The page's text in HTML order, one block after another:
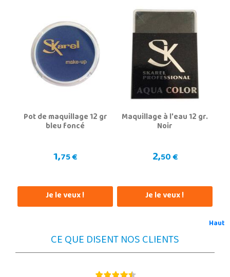
Pot de maquillage 12 gr
bleu foncé
1,75 €
Je le veux !
Maquillage à l'eau 12 gr.
Noir
2,50 €
Je le veux !
Haut
CE QUE DISENT NOS CLIENTS